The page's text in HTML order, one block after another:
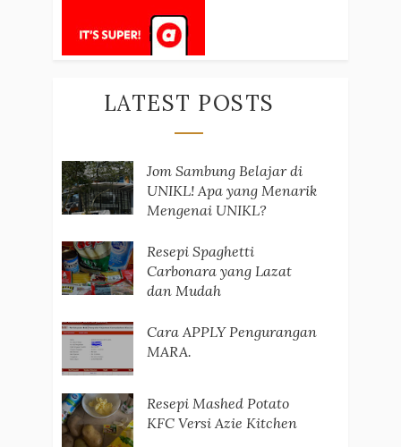
LATEST POSTS
Jom Sambung Belajar di
UNIKL! Apa yang Menarik
Mengenai UNIKL?
Resepi Spaghetti
Carbonara yang Lazat
dan Mudah
Cara APPLY Pengurangan
MARA.
Resepi Mashed Potato
KFC Versi Azie Kitchen